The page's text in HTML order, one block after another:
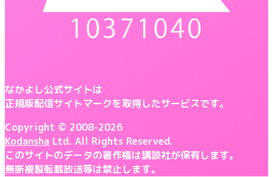
なかよし公式サイトは
正規版配信サイトマークを取得したサービスです。
Copyright © 2008-2026
Kodansha Ltd. All Rights Reserved.
このサイトのデータの著作権は講談社が保有します。
無断複製転載放送等は禁止します。